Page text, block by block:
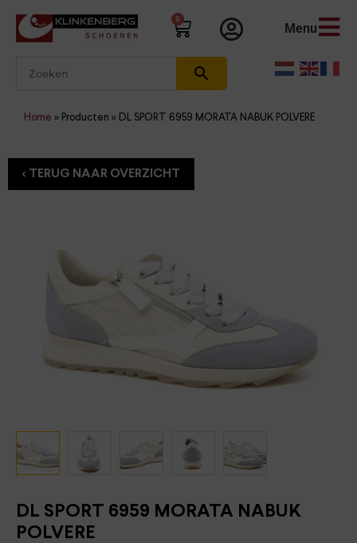
0
Menu
Home » Producten » DL SPORT 6959 MORATA NABUK POLVERE
DL SPORT 6959 MORATA NABUK
POLVERE